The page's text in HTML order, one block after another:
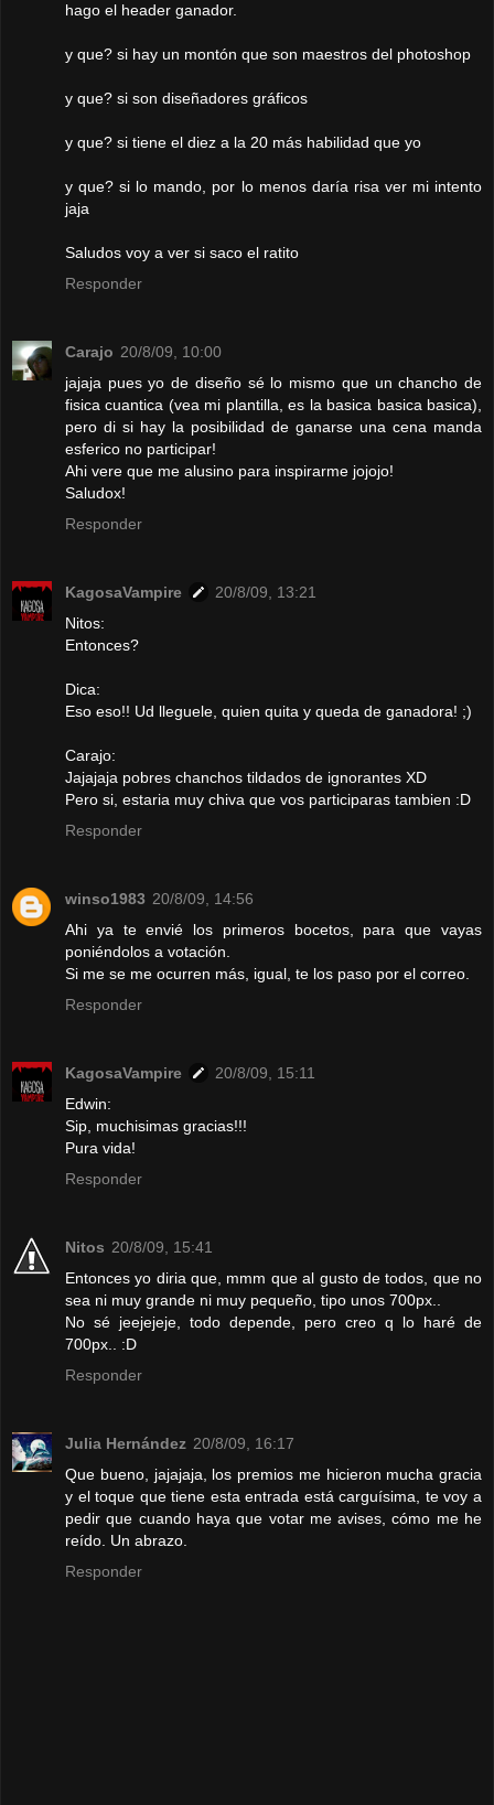
hago el header ganador.
y que? si hay un montón que son maestros del photoshop
y que? si son diseñadores gráficos
y que? si tiene el diez a la 20 más habilidad que yo
y que? si lo mando, por lo menos daría risa ver mi intento
jaja
Saludos voy a ver si saco el ratito
Responder
Carajo 20/8/09, 10:00
jajaja pues yo de diseño sé lo mismo que un chancho de
fisica cuantica (vea mi plantilla, es la basica basica basica),
pero di si hay la posibilidad de ganarse una cena manda
esferico no participar!
Ahi vere que me alusino para inspirarme jojojo!
Saludox!
Responder
KagosaVampire
20/8/09, 13:21
Nitos:
Entonces?
Dica:
Eso eso!! Ud lleguele, quien quita y queda de ganadora! ;)
Carajo:
Jajajaja pobres chanchos tildados de ignorantes XD
Pero si, estaria muy chiva que vos participaras tambien :D
Responder
winso1983 20/8/09, 14:56
Ahi ya te envié los primeros bocetos, para que vayas
poniéndolos a votación.
Si me se me ocurren más, igual, te los paso por el correo.
Responder
KagosaVampire
20/8/09, 15:11
Edwin:
Sip, muchisimas gracias!!!
Pura vida!
Responder
Nitos 20/8/09, 15:41
Entonces yo diria que, mmm que al gusto de todos, que no
sea ni muy grande ni muy pequeño, tipo unos 700px..
No sé jeejejeje, todo depende, pero creo q lo haré de
700px.. :D
Responder
Julia Hernández 20/8/09, 16:17
Que bueno, jajajaja, los premios me hicieron mucha gracia
y el toque que tiene esta entrada está carguísima, te voy a
pedir que cuando haya que votar me avises, cómo me he
reído. Un abrazo.
Responder